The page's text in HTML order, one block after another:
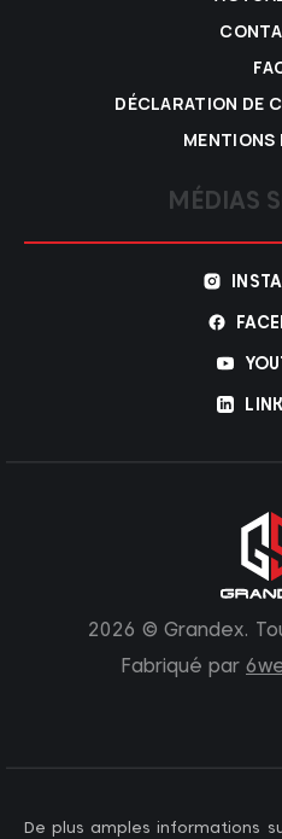
DÉCLARATION DE
MENTIONS
MÉDIAS
2026 © Grandex.
Fabriqué par
De plus amples informations